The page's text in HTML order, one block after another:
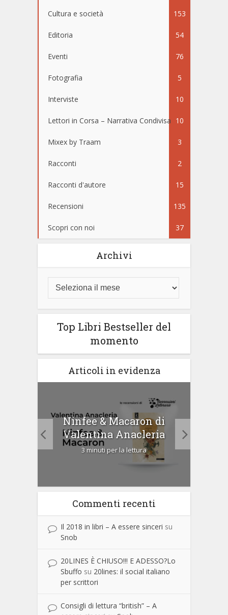
Cultura e società 153
Editoria 54
Eventi 76
Fotografia 5
Interviste 10
Lettori in Corsa – Narrativa Condivisa 10
Mixex by Traam 3
Racconti 2
Racconti d'autore 15
Recensioni 135
Scopri con noi 37
Archivi
Top Libri Bestseller del
momento
Articoli in evidenza
Ninfee & Macaron di
Valentina Anacleria
3 minuti per la lettura
Commenti recenti
Il 2018 in libri – A essere sinceri su
Snob
20LINES È CHIUSO!!! E ADESSO?Lo
Sbuffo su 20lines: il social italiano
per scrittori
Consigli di lettura “british” – A